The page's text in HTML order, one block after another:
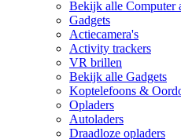
Bekijk alle Computer
Gadgets
Actiecamera's
Activity trackers
VR brillen
Bekijk alle Gadgets
Koptelefoons &
Opladers
Autoladers
Draadloze opladers